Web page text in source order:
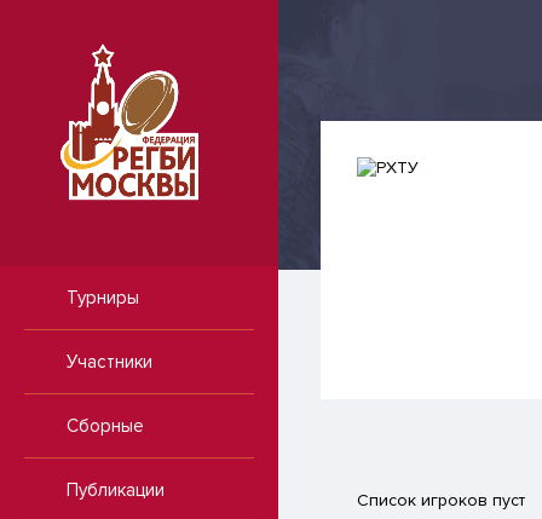
Турниры
Участники
Сборные
Публикации Список игроков пуст